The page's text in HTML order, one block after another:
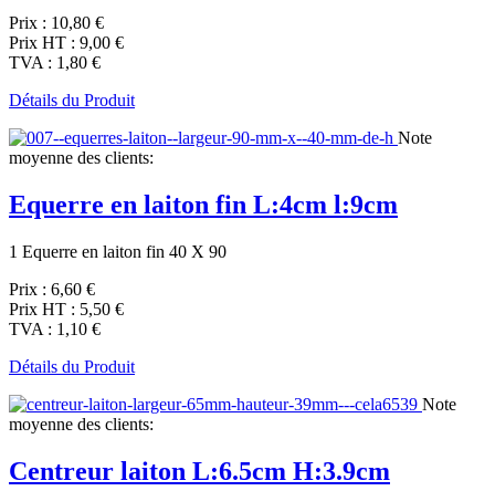
Prix : 10,80 €
Prix HT : 9,00 €
TVA : 1,80 €
Détails du Produit
Note
moyenne des clients:
Equerre en laiton fin L:4cm l:9cm
1 Equerre en laiton fin 40 X 90
Prix : 6,60 €
Prix HT : 5,50 €
TVA : 1,10 €
Détails du Produit
Note
moyenne des clients:
Centreur laiton L:6.5cm H:3.9cm